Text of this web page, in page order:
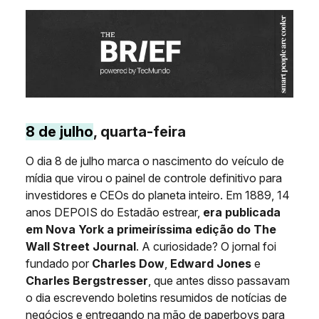
8 de julho, quarta-feira
O dia 8 de julho marca o nascimento do veículo de
mídia que virou o painel de controle definitivo para
investidores e CEOs do planeta inteiro. Em 1889, 14
anos DEPOIS do Estadão estrear, era publicada
em Nova York a primeiríssima edição do The
Wall Street Journal. A curiosidade? O jornal foi
fundado por Charles Dow, Edward Jones e
Charles Bergstresser, que antes disso passavam
o dia escrevendo boletins resumidos de notícias de
negócios e entregando na mão de paperboys para